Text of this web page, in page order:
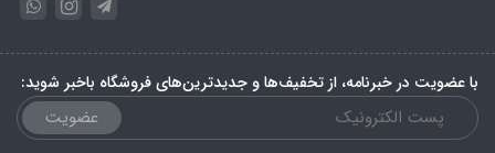
با عضویت در خبرنامه، از تخفیف‌ها و جدیدترین‌های فروشگاه باخبر شوید:
عضویت